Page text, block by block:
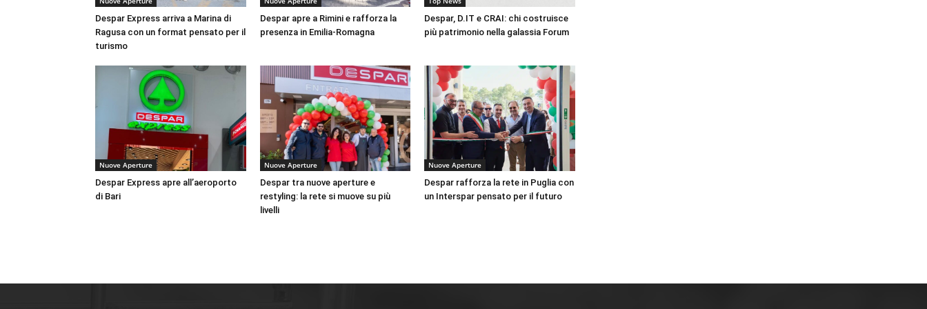
Despar Express arriva a Marina di
Ragusa con un format pensato per il
turismo
Despar apre a Rimini e rafforza la
presenza in Emilia-Romagna
Despar, D.IT e CRAI: chi costruisce
più patrimonio nella galassia Forum
Nuove Aperture
Despar Express apre all’aeroporto
di Bari
Nuove Aperture
Despar tra nuove aperture e
restyling: la rete si muove su più
livelli
Nuove Aperture
Despar rafforza la rete in Puglia con
un Interspar pensato per il futuro